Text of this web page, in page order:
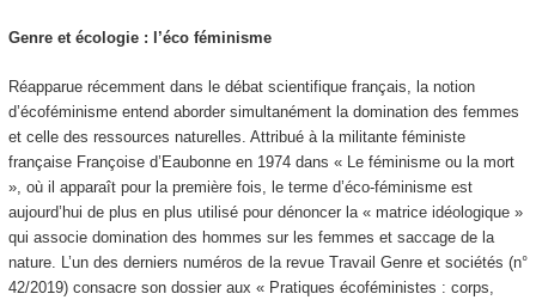
Genre et écologie : l’éco féminisme
Réapparue récemment dans le débat scientifique français, la notion
d’écoféminisme entend aborder simultanément la domination des femmes
et celle des ressources naturelles. Attribué à la militante féministe
française Françoise d’Eaubonne en 1974 dans « Le féminisme ou la mort
», où il apparaît pour la première fois, le terme d’éco-féminisme est
aujourd’hui de plus en plus utilisé pour dénoncer la « matrice idéologique »
qui associe domination des hommes sur les femmes et saccage de la
nature. L’un des derniers numéros de la revue Travail Genre et sociétés (n°
42/2019) consacre son dossier aux « Pratiques écoféministes : corps,